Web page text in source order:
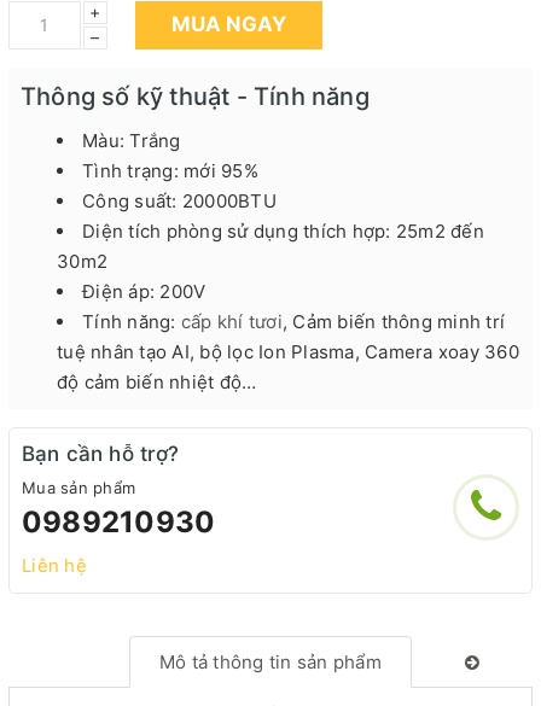
+
–
MUA NGAY
Thông số kỹ thuật - Tính năng
Màu: Trắng
Tình trạng: mới 95%
Công suất: 20000BTU
Diện tích phòng sử dụng thích hợp: 25m2 đến
30m2
Điện áp: 200V
Tính năng: cấp khí tươi, Cảm biến thông minh trí
tuệ nhân tạo AI, bộ lọc Ion Plasma, Camera xoay 360
độ cảm biến nhiệt độ…
Bạn cần hỗ trợ?
Mua sản phẩm
0989210930
Liên hệ
Mô tả thông tin sản phẩm